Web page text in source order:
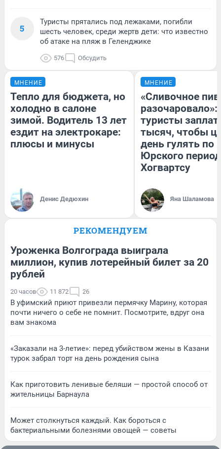
5
Туристы прятались под лежаками, погибли
шесть человек, среди жертв дети: что известно
об атаке на пляж в Геленджике
576 Обсудить
МНЕНИЕ
Тепло для бюджета, но
холодно в салоне
зимой. Водитель 13 лет
ездит на электрокаре:
плюсы и минусы
Денис Дедюхин
МНЕНИЕ
«Сливочное
разочаровало»:
туристы
тысяч, чтобы
день гулять по
Юрского
Хогвартсу
Яна Шаламова
РЕКОМЕНДУЕМ
Уроженка Волгограда выиграла
миллион, купив лотерейный билет за 20
рублей
20 часов 11 872 26
В уфимский приют привезли пермячку Марину, которая
почти ничего о себе не помнит. Посмотрите, вдруг она
вам знакома
«Заказали на 3-летие»: перед убийством жены в Казани
турок забрал торт на день рождения сына
Как приготовить ленивые беляши — простой способ от
жительницы Барнаула
Может столкнуться каждый. Как бороться с
бактериальными болезнями овощей — советы